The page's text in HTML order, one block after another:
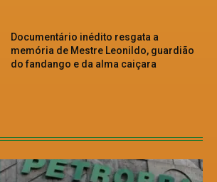
Documentário inédito resgata a
memória de Mestre Leonildo, guardião
do fandango e da alma caiçara